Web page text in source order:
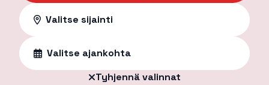
Valitse sijainti
Valitse ajankohta
Tyhjennä valinnat